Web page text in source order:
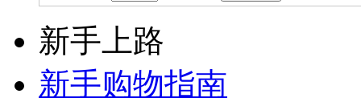
新手上路
新手购物指南